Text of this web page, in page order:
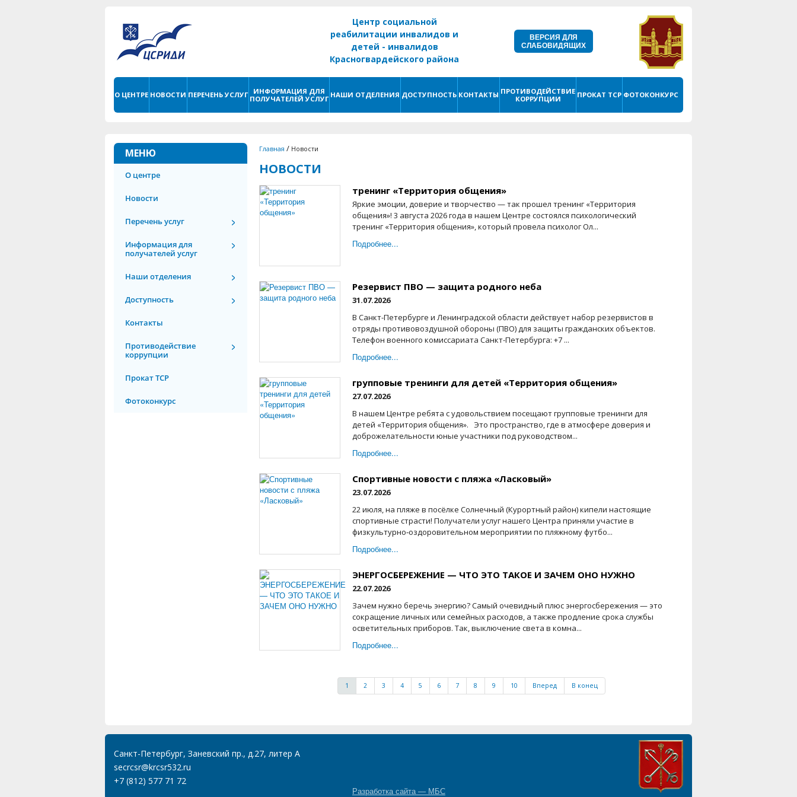
Центр социальной
реабилитации инвалидов и
детей - инвалидов
Красногвардейского района
ВЕРСИЯ ДЛЯ
СЛАБОВИДЯЩИХ
О ЦЕНТРЕ НОВОСТИ ПЕРЕЧЕНЬ УСЛУГ
ИНФОРМАЦИЯ ДЛЯ
ПОЛУЧАТЕЛЕЙ УСЛУГ НАШИ ОТДЕЛЕНИЯ ДОСТУПНОСТЬ КОНТАКТЫ ПРОТИВОДЕЙСТВИЕ
КОРРУПЦИИ
ПРОКАТ ТСР ФОТОКОНКУРС
МЕНЮ
О центре
Новости
Перечень услуг
Информация для
получателей услуг
Наши отделения
Доступность
Контакты
Противодействие
коррупции
Прокат ТСР
Фотоконкурс
Главная / Новости
НОВОСТИ
тренинг «Территория общения»
Яркие эмоции, доверие и творчество — так прошел тренинг «Территория
общения»! 3 августа 2026 года в нашем Центре состоялся психологический
тренинг «Территория общения», который провела психолог Ол...
Подробнее...
Резервист ПВО — защита родного неба
31.07.2026
В Санкт-Петербурге и Ленинградской области действует набор резервистов в
отряды противовоздушной обороны (ПВО) для защиты гражданских объектов.
Телефон военного комиссариата Санкт-Петербурга: +7 ...
Подробнее...
групповые тренинги для детей «Территория общения»
27.07.2026
В нашем Центре ребята c удовольствием посещают групповые тренинги для
детей «Территория общения». Это пространство, где в атмосфере доверия и
доброжелательности юные участники под руководством...
Подробнее...
Спортивные новости с пляжа «Ласковый»
23.07.2026
22 июля, на пляже в посёлке Солнечный (Курортный район) кипели настоящие
спортивные страсти! Получатели услуг нашего Центра приняли участие в
физкультурно‑оздоровительном мероприятии по пляжному футбо...
Подробнее...
ЭНЕРГОСБЕРЕЖЕНИЕ — ЧТО ЭТО ТАКОЕ И ЗАЧЕМ ОНО НУЖНО
22.07.2026
Зачем нужно беречь энергию? Самый очевидный плюс энергосбережения — это
сокращение личных или семейных расходов, а также продление срока службы
осветительных приборов. Так, выключение света в комна...
Подробнее...
1 2 3 4 5 6 7 8 9 10 Вперед В конец
Санкт-Петербург, Заневский пр., д.27, литер А
secrcsr@krcsr532.ru
+7 (812) 577 71 72
Разработка сайта — МБС